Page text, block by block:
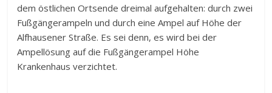
dem östlichen Ortsende dreimal aufgehalten: durch zwei
Fußgängerampeln und durch eine Ampel auf Höhe der
Alfhausener Straße. Es sei denn, es wird bei der
Ampellösung auf die Fußgängerampel Höhe
Krankenhaus verzichtet.